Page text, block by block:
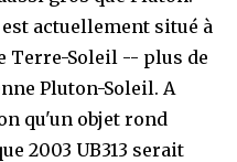
est actuellement situé à
Terre-Soleil -- plus de
Pluton-Soleil. A
qu'un objet rond
2003 UB313 serait